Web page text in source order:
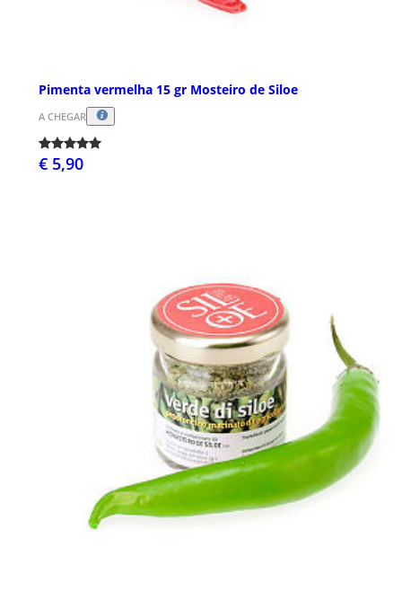
Pimenta vermelha 15 gr Mosteiro de Siloe
A CHEGAR
€ 5,90